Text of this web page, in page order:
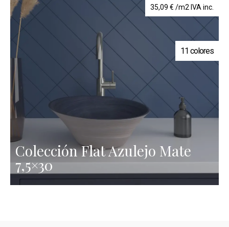
35,09 € /m2 IVA inc.
11 colores
Colección Flat Azulejo Mate
7,5×30